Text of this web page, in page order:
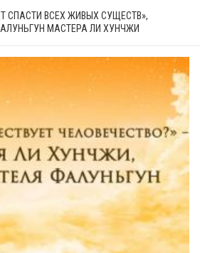
СПАСТИ ВСЕХ ЖИВЫХ СУЩЕСТВ»,
МАСТЕРА ЛИ ХУНЧЖИ